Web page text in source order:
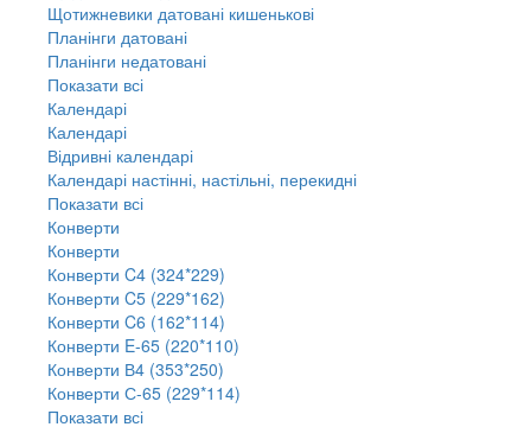
Щотижневики датовані кишенькові
Планінги датовані
Планінги недатовані
Показати всі
Календарі
Календарі
Відривні календарі
Календарі настінні, настільні, перекидні
Показати всі
Конверти
Конверти
Конверти C4 (324*229)
Конверти C5 (229*162)
Конверти C6 (162*114)
Конверти E-65 (220*110)
Конверти В4 (353*250)
Конверти С-65 (229*114)
Показати всі